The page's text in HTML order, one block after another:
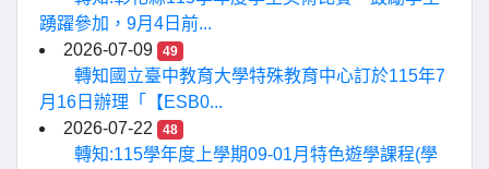
踴躍參加，9月4日前...
2026-07-09
49
轉知國立臺中教育大學特殊教育中心訂於115年7
月16日辦理「【ESB0...
2026-07-22
48
轉知:115學年度上學期09-01月特色遊學課程(學